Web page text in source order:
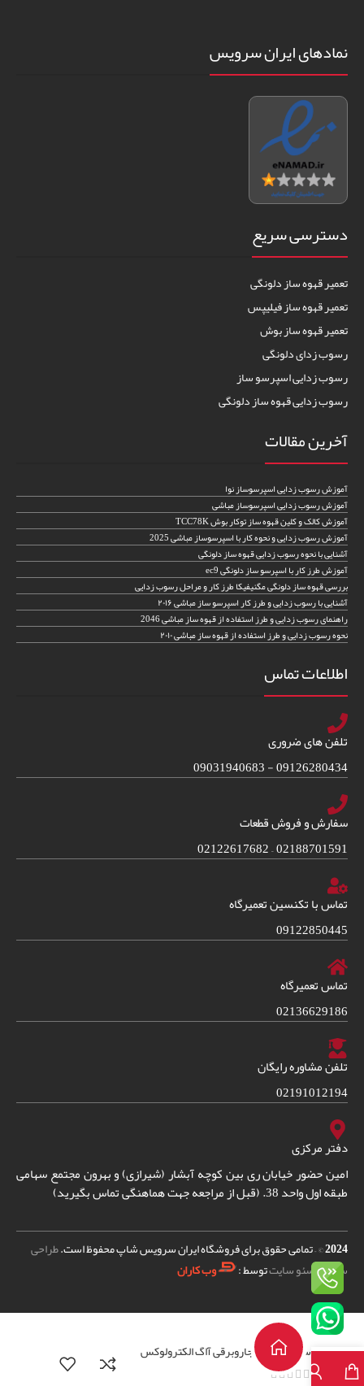
نمادهای ایران سرویس
دسترسی سریع
تعمیر قهوه ساز دلونگی
تعمیر قهوه ساز فیلیپس
تعمیر قهوه ساز بوش
رسوب زدای دلونگی
رسوب زدایی اسپرسو ساز
رسوب زدایی قهوه ساز دلونگی
آخرین مقالات
آموزش رسوب زدایی اسپرسوساز نوا
آموزش رسوب زدایی اسپرسوساز مباشی
آموزش کالک و کلین قهوه ساز توکار بوش TCC78K
آموزش رسوب زدایی و نحوه کار با اسپرسوساز مباشی 2025
آشنایی با نحوه رسوب زدایی قهوه ساز دلونگی
آموزش طرز کار با اسپرسو ساز دلونگی ec9
بررسی قهوه ساز دلونگی مگنیفیکا طرز کار و مراحل رسوب زدایی
آشنایی با رسوب زدایی و طرز کار اسپرسو ساز مباشی ۲۰۱۶
راهنمای رسوب زدایی و طرز استفاده از قهوه ساز مباشی 2046
نحوه رسوب زدایی و طرز استفاده از قهوه ساز مباشی ۲۰۱۰
اطلاعات تماس
تلفن های ضروری
09126280434 - 09031940683
سفارش و فروش قطعات
02188701591 – 02122617682
تماس با تکنسین تعمیرگاه
09122850445
تماس تعمیرگاه
02136629186
تلفن مشاوره رایگان
02191012194
دفتر مرکزی
امین حضور خیابان ری بین کوچه آبشار (شیرازی) و بهرون مجتمع سهامی
طبقه اول واحد 38. (قبل از مراجعه جهت هماهنگی تماس بگیرید)
2024© – تمامی حقوق برای فروشگاه ایران سرویس شاپ محفوظ است.طراحی
سایتوسئو سایتتوسط : وب کاران
سیم جمع کن جاروبرقی آاگ الکترولوکس